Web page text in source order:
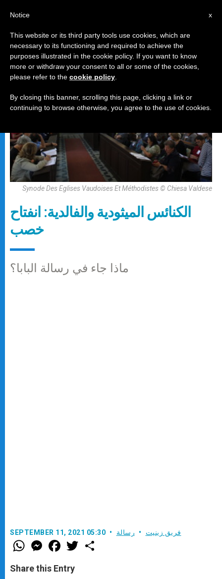
رسالة
Synode Des Eglises Vaudoises Et Méthodistes © Chiesa Valdese
الكنائس الميثودية والفالدية: انفتاح
خصب
ماذا جاء في رسالة البابا؟
SEPTEMBER 11, 2021 05:30 فريق زينيت رسالة
W
h
t
s
M
e
s
e
F
a
e
b
w
Share this Entry
x
Notice
This website or its third party tools use cookies, which are
necessary to its functioning and required to achieve the
purposes illustrated in the cookie policy. If you want to know
more or withdraw your consent to all or some of the cookies,
please refer to the cookie policy
By closing this banner, scrolling this page, clicking a link or
continuing to browse otherwise, you agree to the use of cookies.